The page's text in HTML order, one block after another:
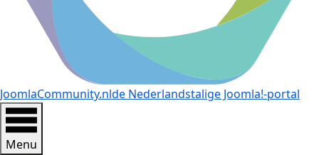
JoomlaCommunity.nlde Nederlandstalige Joomla!-portal
Menu